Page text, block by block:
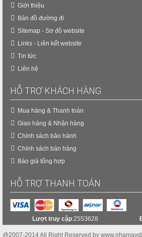
Giới thiệu
Bản đồ đường đi
Sitemap - Sơ đồ website
Links - Liên kết website
Tin tức
Liên hệ
HỖ TRỢ KHÁCH HÀNG
Mua hàng & Thanh toán
Giao hàng & Nhận hàng
Chính sách bảo hành
Chính sách bán hàng
Báo giá tổng hợp
HỖ TRỢ THANH TOÁN
Lượt truy cập:2553628
@2007-2014 All Right Reserved by